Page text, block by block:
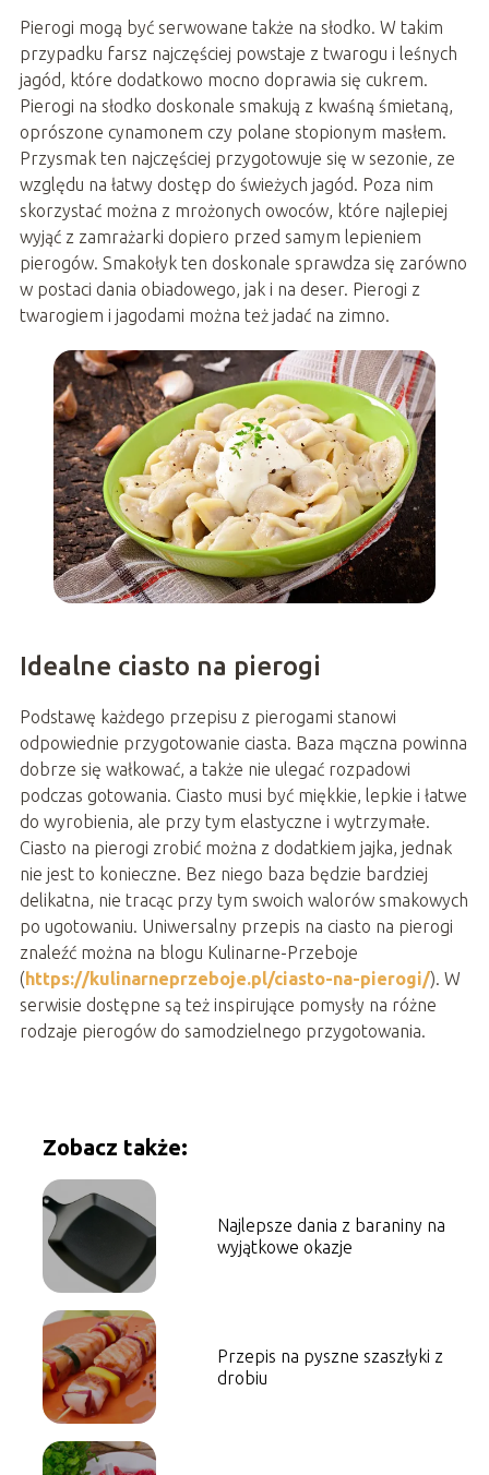
Pierogi mogą być serwowane także na słodko. W takim
przypadku farsz najczęściej powstaje z twarogu i leśnych
jagód, które dodatkowo mocno doprawia się cukrem.
Pierogi na słodko doskonale smakują z kwaśną śmietaną,
oprószone cynamonem czy polane stopionym masłem.
Przysmak ten najczęściej przygotowuje się w sezonie, ze
względu na łatwy dostęp do świeżych jagód. Poza nim
skorzystać można z mrożonych owoców, które najlepiej
wyjąć z zamrażarki dopiero przed samym lepieniem
pierogów. Smakołyk ten doskonale sprawdza się zarówno
w postaci dania obiadowego, jak i na deser. Pierogi z
twarogiem i jagodami można też jadać na zimno.
Idealne ciasto na pierogi
Podstawę każdego przepisu z pierogami stanowi
odpowiednie przygotowanie ciasta. Baza mączna powinna
dobrze się wałkować, a także nie ulegać rozpadowi
podczas gotowania. Ciasto musi być miękkie, lepkie i łatwe
do wyrobienia, ale przy tym elastyczne i wytrzymałe.
Ciasto na pierogi zrobić można z dodatkiem jajka, jednak
nie jest to konieczne. Bez niego baza będzie bardziej
delikatna, nie tracąc przy tym swoich walorów smakowych
po ugotowaniu. Uniwersalny przepis na ciasto na pierogi
znaleźć można na blogu Kulinarne-Przeboje
(https://kulinarneprzeboje.pl/ciasto-na-pierogi/). W
serwisie dostępne są też inspirujące pomysły na różne
rodzaje pierogów do samodzielnego przygotowania.
Zobacz także:
Najlepsze dania z baraniny na
wyjątkowe okazje
Przepis na pyszne szaszłyki z
drobiu